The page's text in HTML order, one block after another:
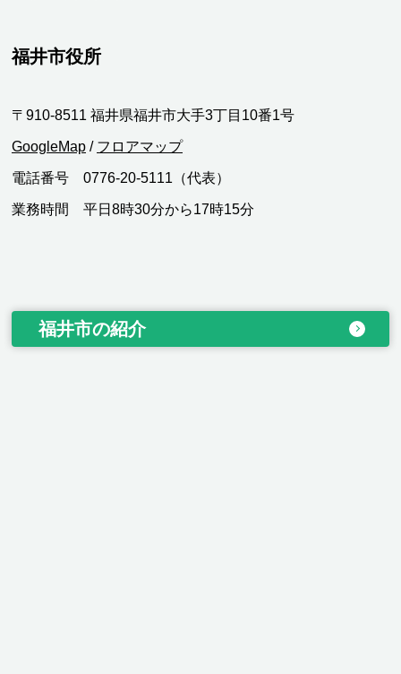
福井市役所
〒910-8511 福井県福井市大手3丁目10番1号
GoogleMap / フロアマップ
電話番号 0776-20-5111（代表）
業務時間 平日8時30分から17時15分
福井市の紹介